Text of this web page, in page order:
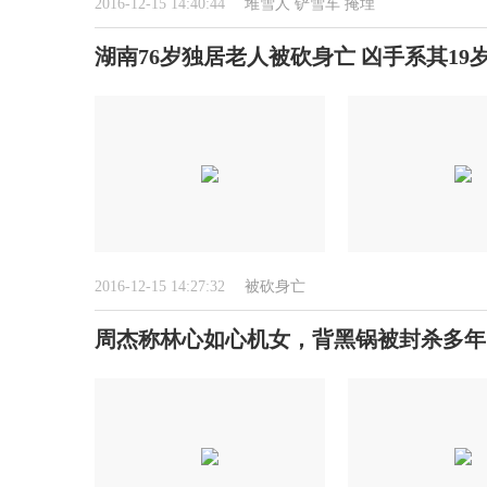
2016-12-15 14:40:44 堆雪人 铲雪车 掩埋
湖南76岁独居老人被砍身亡 凶手系其19
2016-12-15 14:27:32 被砍身亡
周杰称林心如心机女，背黑锅被封杀多年